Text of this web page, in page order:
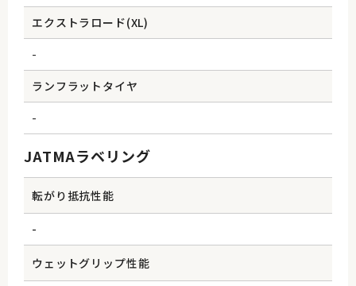
エクストラロード(XL)
-
ランフラットタイヤ
-
JATMAラベリング
転がり抵抗性能
-
ウェットグリップ性能